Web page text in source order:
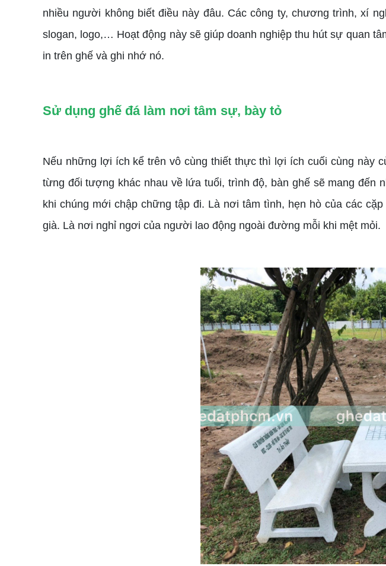
nhiều người không biết điều này đâu. Các công ty, chương trình, xí
slogan, logo,… Hoạt động này sẽ giúp doanh nghiệp thu hút sự quan
in trên ghế và ghi nhớ nó.
Sử dụng ghế đá làm nơi tâm sự, bày tỏ
Nếu những lợi ích kể trên vô cùng thiết thực thì lợi ích cuối cùng này
từng đối tượng khác nhau về lứa tuổi, trình độ, bàn ghế sẽ mang đến
khi chúng mới chập chững tập đi. Là nơi tâm tình, hẹn hò của các
già. Là nơi nghỉ ngơi của người lao động ngoài đường mỗi khi mệt mỏi.